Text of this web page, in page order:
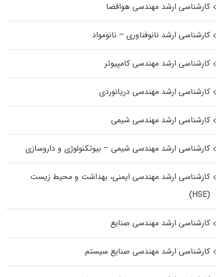
کارشناسی ارشد مهندسی هوافضا
کارشناسی ارشد نانوفناوری – نانومواد
کارشناسی ارشد مهندسی کامپیوتر
کارشناسی ارشد مهندسی دریانوردی
کارشناسی ارشد مهندسی شیمی
کارشناسی ارشد مهندسی شیمی – بیوتکنولوژی و داروسازی
کارشناسی ارشد مهندسی ایمنی، بهداشت و محیط زیست
(HSE)
کارشناسی ارشد مهندسی صنایع
کارشناسی ارشد مهندسی صنایع سیستم